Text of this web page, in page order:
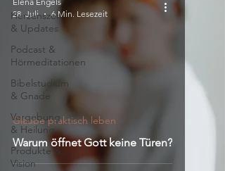
Herzenszeit
& Updates
Podcast &
Hörmeditationen
Bibelstudium
& Gnade
Vergebung
& Heilung
Produkte &
Vision
Warum öffnet Gott keine Türen?
Glaube praktisch leben
28. Juli
6 Min. Lesezeit